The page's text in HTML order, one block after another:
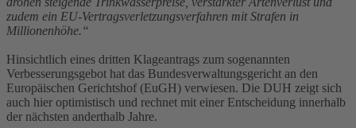
zudem ein EU-Vertragsverletzungsverfahren mit Strafen in
Millionenhöhe.“
Hinsichtlich eines dritten Klageantrags zum sogenannten
Verbesserungsgebot hat das Bundesverwaltungsgericht an den
Europäischen Gerichtshof (EuGH) verwiesen. Die DUH zeigt sich
auch hier optimistisch und rechnet mit einer Entscheidung innerhalb
der nächsten anderthalb Jahre.